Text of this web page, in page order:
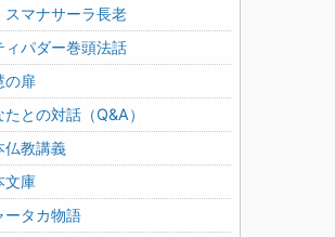
スマナサーラ長老
ィパダー巻頭法話
の扉
たとの対話（Q&A）
仏教講義
文庫
ータカ物語